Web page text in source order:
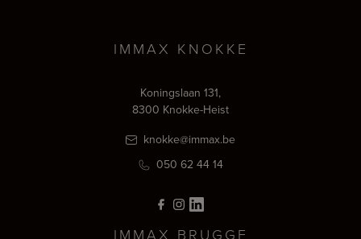
IMMAX KNOKKE
Koningslaan 131,
8300 Knokke-Heist
knokke@immax.be
050 62 44 14
IMMAX BRUGGE